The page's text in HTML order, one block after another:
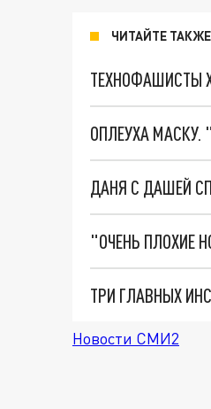
ЧИТАЙТЕ
ТЕХНОФАШИСТЫ
ОПЛЕУХА МАСКУ.
ДАНЯ С ДАШЕЙ
Новости СМИ2